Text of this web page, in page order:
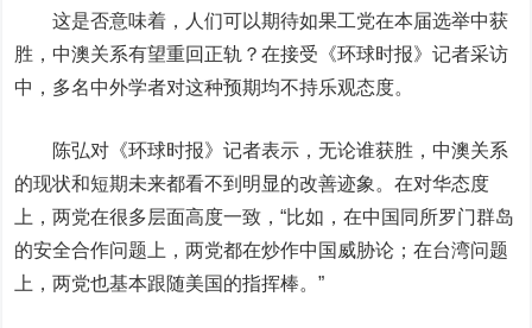
这是否意味着，人们可以期待如果工党在本届选举中获
胜，中澳关系有望重回正轨？在接受《环球时报》记者采访
中，多名中外学者对这种预期均不持乐观态度。
陈弘对《环球时报》记者表示，无论谁获胜，中澳关系
的现状和短期未来都看不到明显的改善迹象。在对华态度
上，两党在很多层面高度一致，“比如，在中国同所罗门群岛
的安全合作问题上，两党都在炒作中国威胁论；在台湾问题
上，两党也基本跟随美国的指挥棒。”